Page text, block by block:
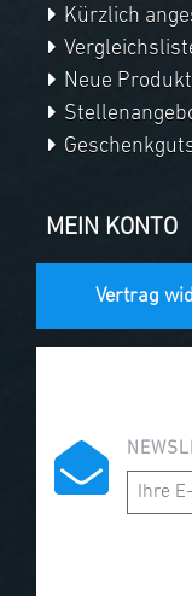
Kürzlich
Neue
MEIN KONTO
Vertrag